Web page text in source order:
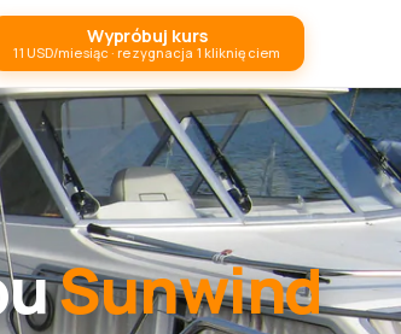
Wypróbuj kurs
11 USD/miesiąc · rezygnacja 1 kliknięciem
Sunwind